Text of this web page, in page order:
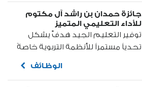
محمد بن راشد آل مكتوم نائب رئيس
جائزة حمدان بن راشد آل مكتوم
للأداء التعليمي المتميز
توفير التعليم الجيد هدفٌ يشكل
تحدياً مستمراً للأنظمة التربوية خاصةً
وخطط التنمية المستدامة
الوظائف